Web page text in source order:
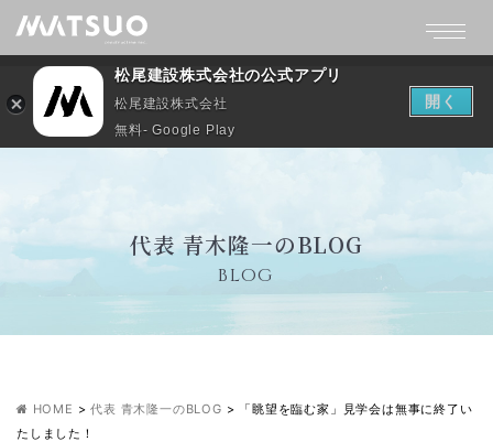
代表 青木隆一のBLOG
BLOG
HOME >代表 青木隆一のBLOG >
「眺望を臨む家」見学会は無事に終了い
たしました！
松尾建設株式会社の公式アプリ
松尾建設株式会社
無料- Google Play
開く